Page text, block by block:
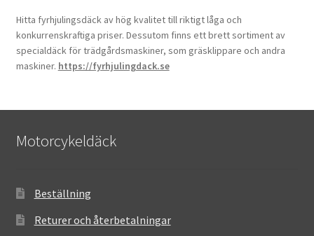
Hitta fyrhjulingsdäck av hög kvalitet till riktigt låga och
konkurrenskraftiga priser. Dessutom finns ett brett sortiment av
specialdäck för trädgårdsmaskiner, som gräsklippare och andra
maskiner. https://fyrhjulingdack.se
Motorcykeldäck
Beställning
Returer och återbetalningar